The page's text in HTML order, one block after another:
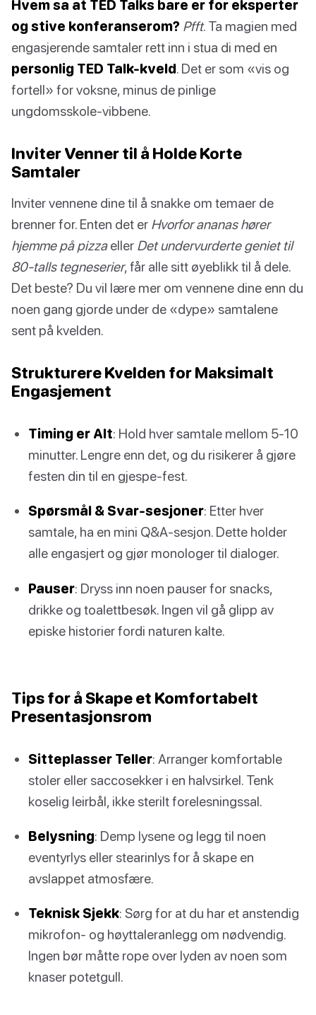
Hvem sa at TED Talks bare er for eksperter
og stive konferanserom? Pfft. Ta magien med
engasjerende samtaler rett inn i stua di med en
personlig TED Talk-kveld. Det er som «vis og
fortell» for voksne, minus de pinlige
ungdomsskole-vibbene.
Inviter Venner til å Holde Korte
Samtaler
Inviter vennene dine til å snakke om temaer de
brenner for. Enten det er Hvorfor ananas hører
hjemme på pizzaeller Det undervurderte geniet til
80-talls tegneserier, får alle sitt øyeblikk til å dele.
Det beste? Du vil lære mer om vennene dine enn du
noen gang gjorde under de «dype» samtalene
sent på kvelden.
Strukturere Kvelden for Maksimalt
Engasjement
Timing er Alt: Hold hver samtale mellom 5-10
minutter. Lengre enn det, og du risikerer å gjøre
festen din til en gjespe-fest.
Spørsmål & Svar-sesjoner: Etter hver
samtale, ha en mini Q&A-sesjon. Dette holder
alle engasjert og gjør monologer til dialoger.
Pauser: Dryss inn noen pauser for snacks,
drikke og toalettbesøk. Ingen vil gå glipp av
episke historier fordi naturen kalte.
Tips for å Skape et Komfortabelt
Presentasjonsrom
Sitteplasser Teller: Arranger komfortable
stoler eller saccosekker i en halvsirkel. Tenk
koselig leirbål, ikke sterilt forelesningssal.
Belysning: Demp lysene og legg til noen
eventyrlys eller stearinlys for å skape en
avslappet atmosfære.
Teknisk Sjekk: Sørg for at du har et anstendig
mikrofon- og høyttaleranlegg om nødvendig.
Ingen bør måtte rope over lyden av noen som
knaser potetgull.